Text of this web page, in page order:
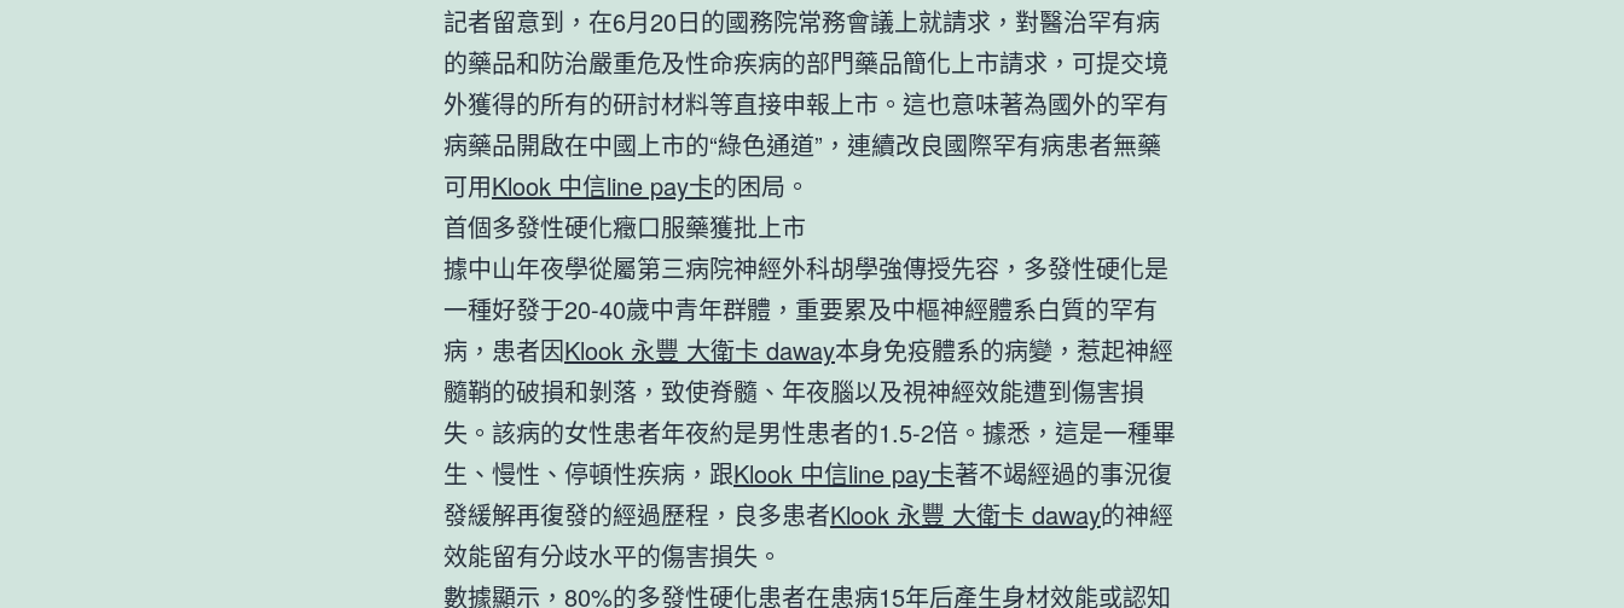
記者留意到，在6月20日的國務院常務會議上就請求，對醫治罕有病
的藥品和防治嚴重危及性命疾病的部門藥品簡化上市請求，可提交境
外獲得的所有的研討材料等直接申報上市。這也意味著為國外的罕有
病藥品開啟在中國上市的“綠色通道”，連續改良國際罕有病患者無藥
可用Klook 中信line pay卡的困局。
首個多發性硬化癥口服藥獲批上市
據中山年夜學從屬第三病院神經外科胡學強傳授先容，多發性硬化是
一種好發于20-40歲中青年群體，重要累及中樞神經體系白質的罕有
病，患者因Klook 永豐 大衛卡 daway本身免疫體系的病變，惹起神經
髓鞘的破損和剝落，致使脊髓、年夜腦以及視神經效能遭到傷害損
失。該病的女性患者年夜約是男性患者的1.5-2倍。據悉，這是一種畢
生、慢性、停頓性疾病，跟Klook 中信line pay卡著不竭經過的事況復
發緩解再復發的經過歷程，良多患者Klook 永豐 大衛卡 daway的神經
效能留有分歧水平的傷害損失。
數據顯示，80%的多發性硬化患者在患病15年后產生身材效能或認知